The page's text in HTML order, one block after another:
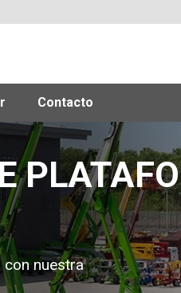
Contacto
nuestra